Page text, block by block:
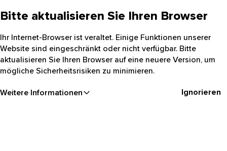
Bitte aktualisieren Sie Ihren Browser
Ihr Internet-Browser ist veraltet. Einige Funktionen unserer
Website sind eingeschränkt oder nicht verfügbar. Bitte
aktualisieren Sie Ihren Browser auf eine neuere Version, um
mögliche Sicherheitsrisiken zu minimieren.
Weitere Informationen Ignorieren